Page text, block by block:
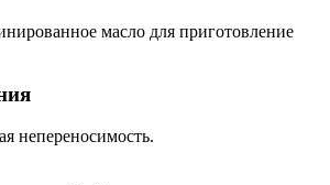
масло для приготовление
непереносимость.